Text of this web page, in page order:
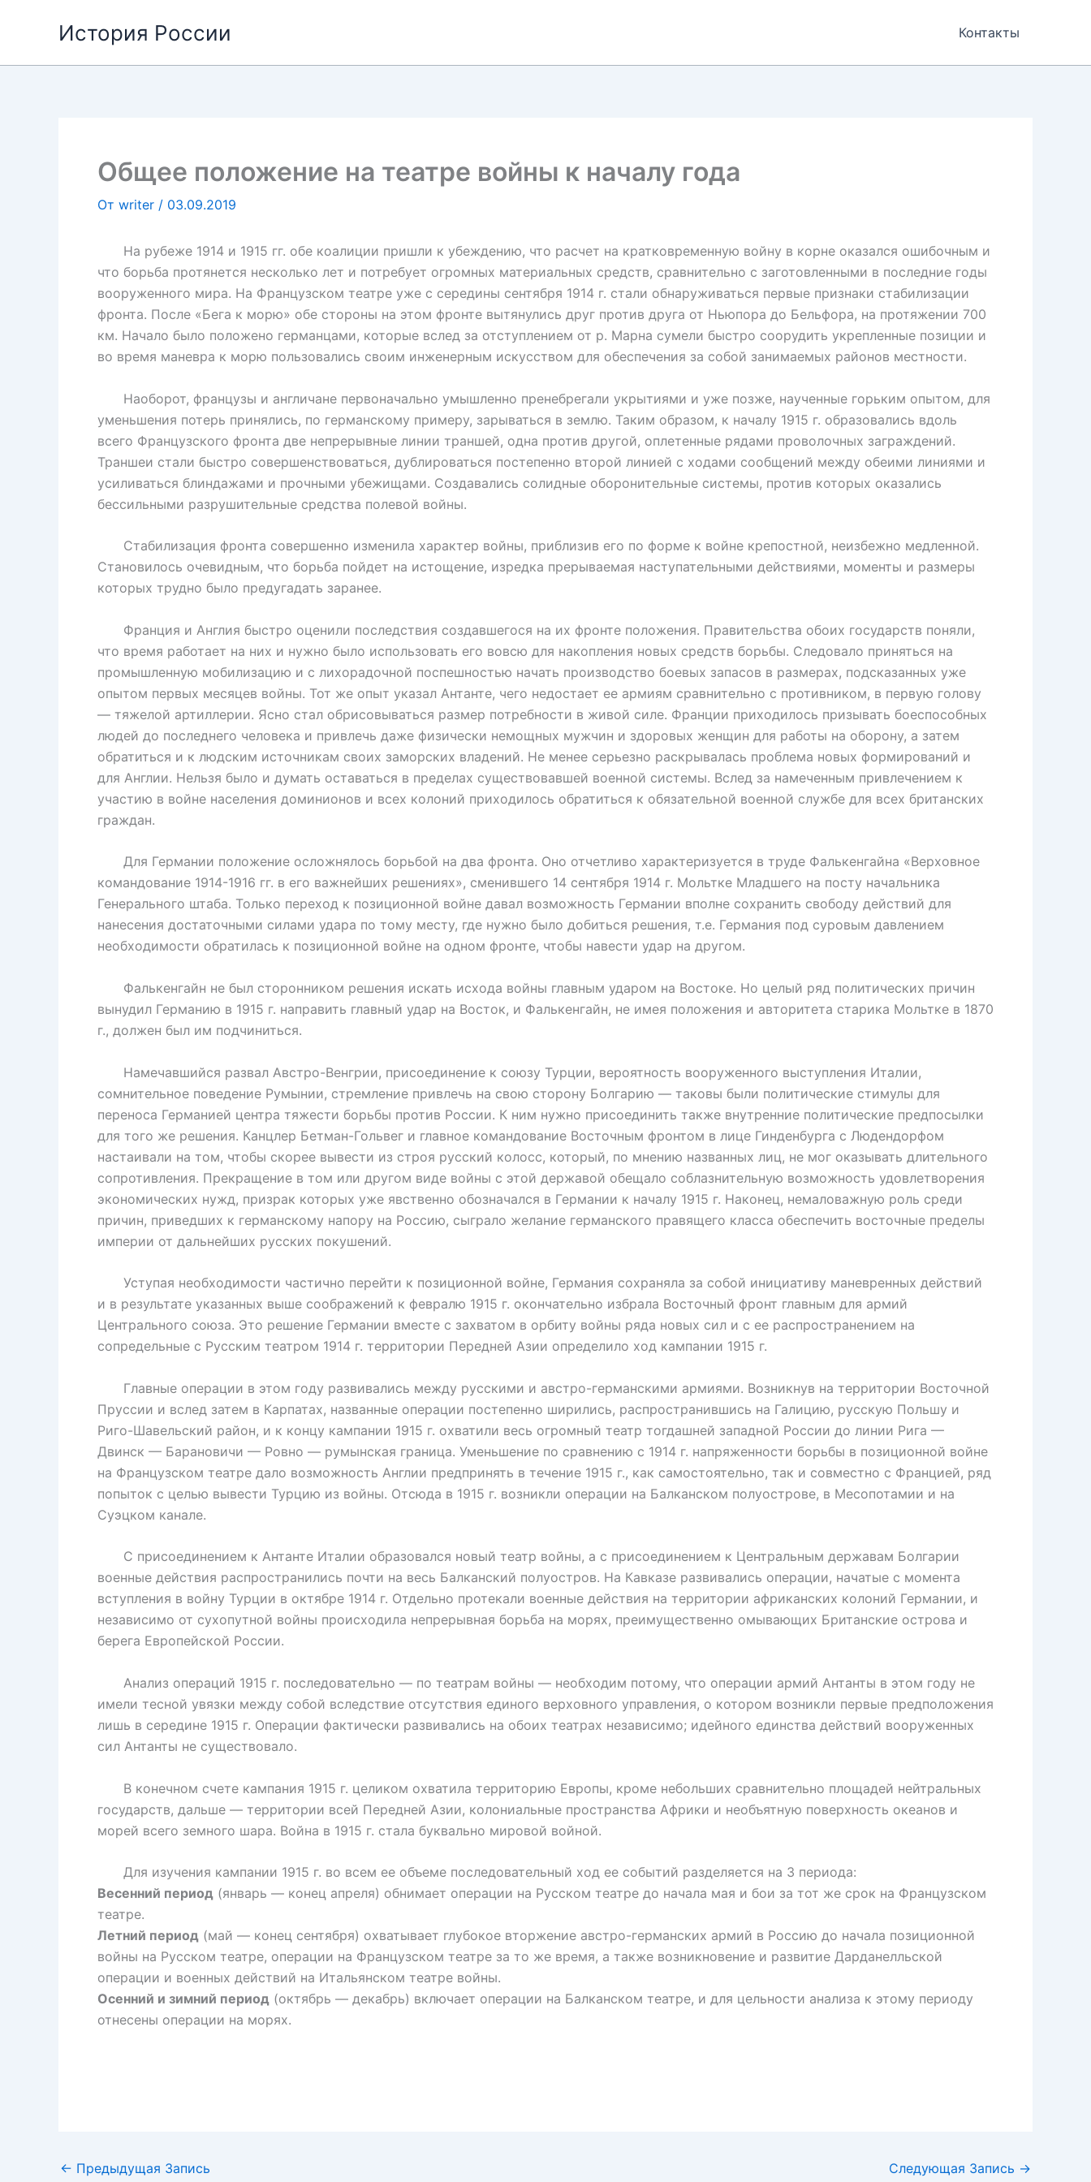
История России Контакты
Общее положение на театре войны к началу года
От writer / 03.09.2019
На рубеже 1914 и 1915 гг. обе коалиции пришли к убеждению, что расчет на кратковременную войну в корне оказался ошибочным и
что борьба протянется несколько лет и потребует огромных материальных средств, сравнительно с заготовленными в последние годы
вооруженного мира. На Французском театре уже с середины сентября 1914 г. стали обнаруживаться первые признаки стабилизации
фронта. После «Бега к морю» обе стороны на этом фронте вытянулись друг против друга от Ньюпора до Бельфора, на протяжении 700
км. Начало было положено германцами, которые вслед за отступлением от р. Марна сумели быстро соорудить укрепленные позиции и
во время маневра к морю пользовались своим инженерным искусством для обеспечения за собой занимаемых районов местности.
Наоборот, французы и англичане первоначально умышленно пренебрегали укрытиями и уже позже, наученные горьким опытом, для
уменьшения потерь принялись, по германскому примеру, зарываться в землю. Таким образом, к началу 1915 г. образовались вдоль
всего Французского фронта две непрерывные линии траншей, одна против другой, оплетенные рядами проволочных заграждений.
Траншеи стали быстро совершенствоваться, дублироваться постепенно второй линией с ходами сообщений между обеими линиями и
усиливаться блиндажами и прочными убежищами. Создавались солидные оборонительные системы, против которых оказались
бессильными разрушительные средства полевой войны.
Стабилизация фронта совершенно изменила характер войны, приблизив его по форме к войне крепостной, неизбежно медленной.
Становилось очевидным, что борьба пойдет на истощение, изредка прерываемая наступательными действиями, моменты и размеры
которых трудно было предугадать заранее.
Франция и Англия быстро оценили последствия создавшегося на их фронте положения. Правительства обоих государств поняли,
что время работает на них и нужно было использовать его вовсю для накопления новых средств борьбы. Следовало приняться на
промышленную мобилизацию и с лихорадочной поспешностью начать производство боевых запасов в размерах, подсказанных уже
опытом первых месяцев войны. Тот же опыт указал Антанте, чего недостает ее армиям сравнительно с противником, в первую голову
— тяжелой артиллерии. Ясно стал обрисовываться размер потребности в живой силе. Франции приходилось призывать боеспособных
людей до последнего человека и привлечь даже физически немощных мужчин и здоровых женщин для работы на оборону, а затем
обратиться и к людским источникам своих заморских владений. Не менее серьезно раскрывалась проблема новых формирований и
для Англии. Нельзя было и думать оставаться в пределах существовавшей военной системы. Вслед за намеченным привлечением к
участию в войне населения доминионов и всех колоний приходилось обратиться к обязательной военной службе для всех британских
граждан.
Для Германии положение осложнялось борьбой на два фронта. Оно отчетливо характеризуется в труде Фалькенгайна «Верховное
командование 1914-1916 гг. в его важнейших решениях», сменившего 14 сентября 1914 г. Мольтке Младшего на посту начальника
Генерального штаба. Только переход к позиционной войне давал возможность Германии вполне сохранить свободу действий для
нанесения достаточными силами удара по тому месту, где нужно было добиться решения, т.е. Германия под суровым давлением
необходимости обратилась к позиционной войне на одном фронте, чтобы навести удар на другом.
Фалькенгайн не был сторонником решения искать исхода войны главным ударом на Востоке. Но целый ряд политических причин
вынудил Германию в 1915 г. направить главный удар на Восток, и Фалькенгайн, не имея положения и авторитета старика Мольтке в 1870
г., должен был им подчиниться.
Намечавшийся развал Австро-Венгрии, присоединение к союзу Турции, вероятность вооруженного выступления Италии,
сомнительное поведение Румынии, стремление привлечь на свою сторону Болгарию — таковы были политические стимулы для
переноса Германией центра тяжести борьбы против России. К ним нужно присоединить также внутренние политические предпосылки
для того же решения. Канцлер Бетман-Гольвег и главное командование Восточным фронтом в лице Гинденбурга с Людендорфом
настаивали на том, чтобы скорее вывести из строя русский колосс, который, по мнению названных лиц, не мог оказывать длительного
сопротивления. Прекращение в том или другом виде войны с этой державой обещало соблазнительную возможность удовлетворения
экономических нужд, призрак которых уже явственно обозначался в Германии к началу 1915 г. Наконец, немаловажную роль среди
причин, приведших к германскому напору на Россию, сыграло желание германского правящего класса обеспечить восточные пределы
империи от дальнейших русских покушений.
Уступая необходимости частично перейти к позиционной войне, Германия сохраняла за собой инициативу маневренных действий
и в результате указанных выше соображений к февралю 1915 г. окончательно избрала Восточный фронт главным для армий
Центрального союза. Это решение Германии вместе с захватом в орбиту войны ряда новых сил и с ее распространением на
сопредельные с Русским театром 1914 г. территории Передней Азии определило ход кампании 1915 г.
Главные операции в этом году развивались между русскими и австро-германскими армиями. Возникнув на территории Восточной
Пруссии и вслед затем в Карпатах, названные операции постепенно ширились, распространившись на Галицию, русскую Польшу и
Риго-Шавельский район, и к концу кампании 1915 г. охватили весь огромный театр тогдашней западной России до линии Рига —
Двинск — Барановичи — Ровно — румынская граница. Уменьшение по сравнению с 1914 г. напряженности борьбы в позиционной войне
на Французском театре дало возможность Англии предпринять в течение 1915 г., как самостоятельно, так и совместно с Францией, ряд
попыток с целью вывести Турцию из войны. Отсюда в 1915 г. возникли операции на Балканском полуострове, в Месопотамии и на
Суэцком канале.
С присоединением к Антанте Италии образовался новый театр войны, а с присоединением к Центральным державам Болгарии
военные действия распространились почти на весь Балканский полуостров. На Кавказе развивались операции, начатые с момента
вступления в войну Турции в октябре 1914 г. Отдельно протекали военные действия на территории африканских колоний Германии, и
независимо от сухопутной войны происходила непрерывная борьба на морях, преимущественно омывающих Британские острова и
берега Европейской России.
Анализ операций 1915 г. последовательно — по театрам войны — необходим потому, что операции армий Антанты в этом году не
имели тесной увязки между собой вследствие отсутствия единого верховного управления, о котором возникли первые предположения
лишь в середине 1915 г. Операции фактически развивались на обоих театрах независимо; идейного единства действий вооруженных
сил Антанты не существовало.
В конечном счете кампания 1915 г. целиком охватила территорию Европы, кроме небольших сравнительно площадей нейтральных
государств, дальше — территории всей Передней Азии, колониальные пространства Африки и необъятную поверхность океанов и
морей всего земного шара. Война в 1915 г. стала буквально мировой войной.
Для изучения кампании 1915 г. во всем ее объеме последовательный ход ее событий разделяется на 3 периода:
Весенний период (январь — конец апреля) обнимает операции на Русском театре до начала мая и бои за тот же срок на Французском
театре.
Летний период (май — конец сентября) охватывает глубокое вторжение австро-германских армий в Россию до начала позиционной
войны на Русском театре, операции на Французском театре за то же время, а также возникновение и развитие Дарданелльской
операции и военных действий на Итальянском театре войны.
Осенний и зимний период (октябрь — декабрь) включает операции на Балканском театре, и для цельности анализа к этому периоду
отнесены операции на морях.
← Предыдущая Запись Следующая Запись →